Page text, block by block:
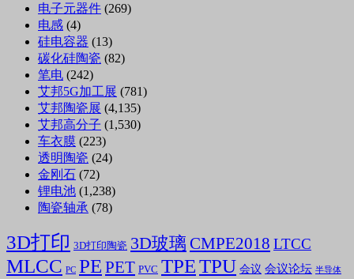
电子元器件 (269)
电感 (4)
硅电容器 (13)
碳化硅陶瓷 (82)
笔电 (242)
艾邦5G加工展 (781)
艾邦陶瓷展 (4,135)
艾邦高分子 (1,530)
车衣膜 (223)
透明陶瓷 (24)
金刚石 (72)
锂电池 (1,238)
陶瓷轴承 (78)
3D打印 3D打印陶瓷 3D玻璃 CMPE2018 LTCC
MLCC PC PE PET PVC TPETPU 会议 会议论坛 半导体